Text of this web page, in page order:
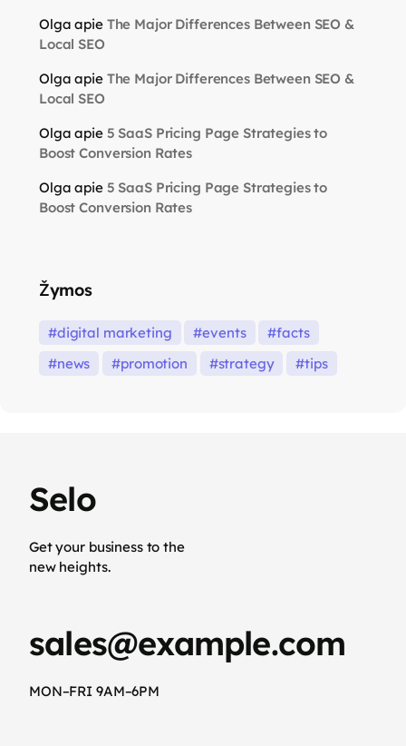
Olga apie The Major Differences Between SEO &
Local SEO
Olga apie The Major Differences Between SEO &
Local SEO
Olga apie 5 SaaS Pricing Page Strategies to
Boost Conversion Rates
Olga apie 5 SaaS Pricing Page Strategies to
Boost Conversion Rates
Žymos
digital marketing events
facts
news
promotion strategy tips
Selo
Get your business to the
new heights.
sales@example.com
MON–FRI 9AM–6PM